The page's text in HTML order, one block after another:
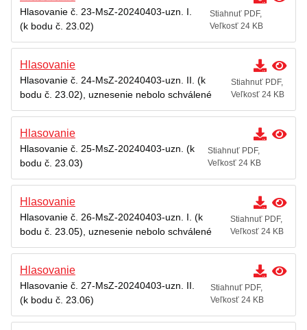
Hlasovanie č. 23-MsZ-20240403-uzn. I.
(k bodu č. 23.02)
Stiahnuť PDF,
Veľkosť 24 KB
Hlasovanie
Hlasovanie č. 24-MsZ-20240403-uzn. II. (k
bodu č. 23.02), uznesenie nebolo schválené
Stiahnuť PDF,
Veľkosť 24 KB
Hlasovanie
Hlasovanie č. 25-MsZ-20240403-uzn. (k
bodu č. 23.03)
Stiahnuť PDF,
Veľkosť 24 KB
Hlasovanie
Hlasovanie č. 26-MsZ-20240403-uzn. I. (k
bodu č. 23.05), uznesenie nebolo schválené
Stiahnuť PDF,
Veľkosť 24 KB
Hlasovanie
Hlasovanie č. 27-MsZ-20240403-uzn. II.
(k bodu č. 23.06)
Stiahnuť PDF,
Veľkosť 24 KB